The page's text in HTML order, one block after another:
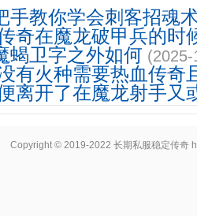
手教你学会刺客招魂
奇在魔龙破甲兵的时
蝎卫字之外如何
有火种需要热血传奇
离开了在魔龙射手又
Copyright © 2019-2022长期私服稳定传奇